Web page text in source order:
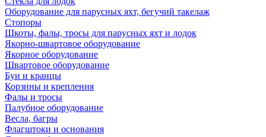
Оборудование для парусных яхт, бегучий такелаж
Стопоры
Шкоты, фалы, тросы для парусных яхт и лодок
Якорно-швартовое оборудование
Якорное оборудование
Швартовое оборудование
Буи и кранцы
Корзины и крепления
Фалы и тросы
Палубное оборудование
Весла, багры
Флагштоки и основания